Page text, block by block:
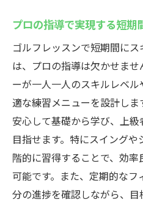
プロの指導で実現する短期
ゴルフレッスンで短期間に
は、プロの指導は欠かせま
ーが一人一人のスキルレベ
適な練習メニューを設計しま
安心して基礎から学び、上
目指せます。特にスイング
階的に習得することで、効
可能です。また、定期的な
分の進捗を確認しながら、